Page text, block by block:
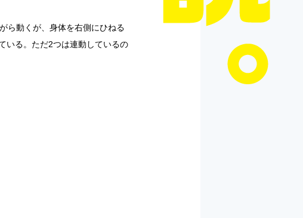
ら動くが、身体を右側にひねる
いる。ただ2つは連動しているの